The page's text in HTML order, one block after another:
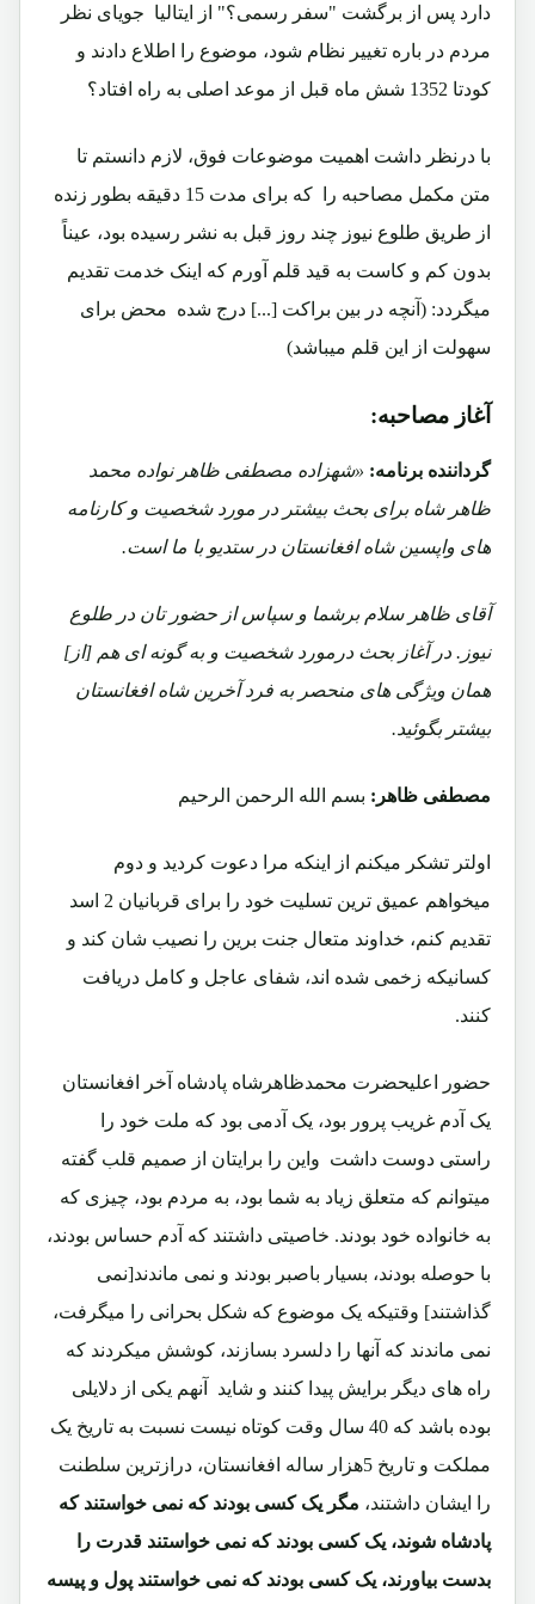
دارد پس از برگشت "سفر رسمی؟" از ایتالیا جویای نظر
مردم در باره تغییر نظام شود، موضوع را اطلاع دادند و
کودتا 1352 شش ماه قبل از موعد اصلی به راه افتاد؟
با درنظر داشت اهمیت موضوعات فوق، لازم دانستم تا
متن مکمل مصاحبه را که برای مدت 15 دقیقه بطور زنده
از طریق طلوع نیوز چند روز قبل به نشر رسیده بود، عیناً
بدون کم و کاست به قید قلم آورم که اینک خدمت تقدیم
میگردد: (آنچه در بین براکت [...] درج شده محض برای
سهولت از این قلم میباشد)
آغاز مصاحبه:
گرداننده برنامه: «شهزاده مصطفی ظاهر نواده محمد
ظاهر شاه برای بحث بیشتر در مورد شخصیت و کارنامه
های واپسین شاه افغانستان در ستدیو با ما است.
آقای ظاهر سلام برشما و سپاس از حضور تان در طلوع
نیوز. در آغاز بحث درمورد شخصیت و به گونه ای هم [از]
همان ویژگی های منحصر به فرد آخرین شاه افغانستان
بیشتر بگوئید.
مصطفی ظاهر: بسم الله الرحمن الرحیم
اولتر تشکر میکنم از اینکه مرا دعوت کردید و دوم
میخواهم عمیق ترین تسلیت خود را برای قربانیان 2 اسد
تقدیم کنم، خداوند متعال جنت برین را نصیب شان کند و
کسانیکه زخمی شده اند، شفای عاجل و کامل دریافت
کنند.
حضور اعلیحضرت محمدظاهرشاه پادشاه آخر افغانستان
یک آدم غریب پرور بود، یک آدمی بود که ملت خود را
راستی دوست داشت واین را برایتان از صمیم قلب گفته
میتوانم که متعلق زیاد به شما بود، به مردم بود، چیزی که
به خانواده خود بودند. خاصیتی داشتند که آدم حساس بودند،
با حوصله بودند، بسیار باصبر بودند و نمی ماندند[نمی
گذاشتند] وقتیکه یک موضوع که شکل بحرانی را میگرفت،
نمی ماندند که آنها را دلسرد بسازند، کوشش میکردند که
راه های دیگر برایش پیدا کنند و شاید آنهم یکی از دلایلی
بوده باشد که 40 سال وقت کوتاه نیست نسبت به تاریخ یک
مملکت و تاریخ 5هزار ساله افغانستان، درازترین سلطنت
را ایشان داشتند، مگر یک کسی بودند که نمی خواستند که
پادشاه شوند، یک کسی بودند که نمی خواستند قدرت را
بدست بیاورند، یک کسی بودند که نمی خواستند پول و پیسه